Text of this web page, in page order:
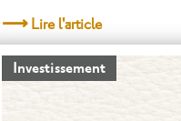
Lire l'article
Investissement